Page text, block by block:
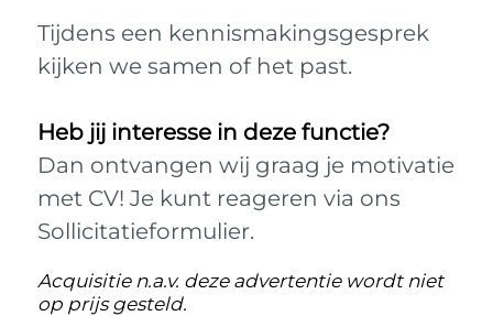
Tijdens een kennismakingsgesprek
kijken we samen of het past.
Heb jij interesse in deze functie?
Dan ontvangen wij graag je motivatie
met CV! Je kunt reageren via ons
Sollicitatieformulier.
Acquisitie n.a.v. deze advertentie wordt niet
op prijs gesteld.